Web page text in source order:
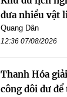
đưa nhiều vật
Quang Dân
12:36 07/08/2026
Thanh Hóa
công dôi dư